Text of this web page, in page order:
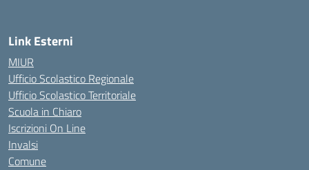
Link Esterni
MIUR
Ufficio Scolastico Regionale
Ufficio Scolastico Territoriale
Scuola in Chiaro
Iscrizioni On Line
Invalsi
Comune